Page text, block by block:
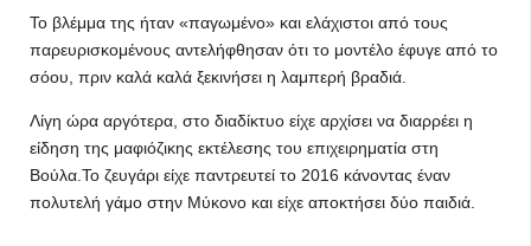
Το βλέμμα της ήταν «παγωμένο» και ελάχιστοι από τους
παρευρισκομένους αντελήφθησαν ότι το μοντέλο έφυγε από το
σόου, πριν καλά καλά ξεκινήσει η λαμπερή βραδιά.
Λίγη ώρα αργότερα, στο διαδίκτυο είχε αρχίσει να διαρρέει η
είδηση της μαφιόζικης εκτέλεσης του επιχειρηματία στη
Βούλα.Το ζευγάρι είχε παντρευτεί το 2016 κάνοντας έναν
πολυτελή γάμο στην Μύκονο και είχε αποκτήσει δύο παιδιά.